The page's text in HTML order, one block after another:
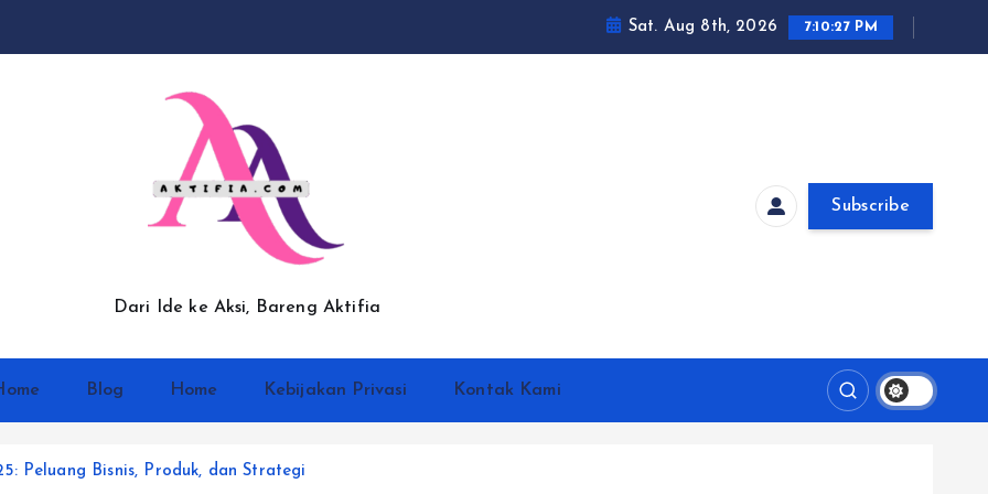
Sat. Aug 8th, 2026 7:10:28 PM
Dari Ide ke Aksi, Bareng Aktifia
Subscribe
Blog Home Kebijakan Privasi Kontak Kami
Peluang Bisnis, Produk, dan Strategi